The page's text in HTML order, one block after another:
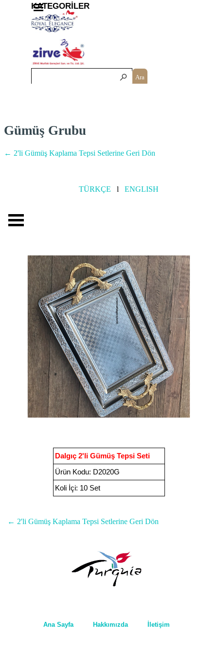
Menüyü atla
Ara
KATEGORİLER
Gümüş Grubu
← 2'li Gümüş Kaplama Tepsi Setlerine Geri Dön
TÜRKÇE l ENGLISH
Dalgıç 2'li Gümüş Tepsi Seti
Ürün Kodu: D2020G
Koli İçi: 10 Set
← 2'li Gümüş Kaplama Tepsi Setlerine Geri Dön
Ana Sayfa Hakkımızda İletişim